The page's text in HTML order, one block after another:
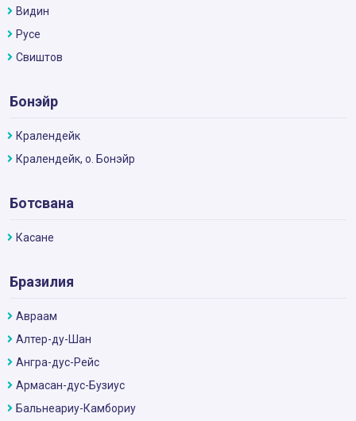
Видин
Русе
Свиштов
Бонэйр
Кралендейк
Кралендейк, о. Бонэйр
Ботсвана
Касане
Бразилия
Авраам
Алтер-ду-Шан
Ангра-дус-Рейс
Армасан-дус-Бузиус
Бальнеариу-Камбориу